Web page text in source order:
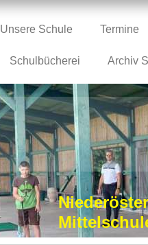
Unsere Schule Termine
Schulbücherei Archiv